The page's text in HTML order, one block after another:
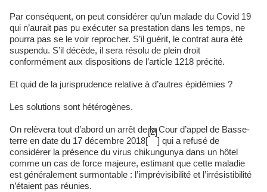
Par conséquent, on peut considérer qu’un malade du Covid 19
qui n’aurait pas pu exécuter sa prestation dans les temps, ne
pourra pas se le voir reprocher. S’il guérit, le contrat aura été
suspendu. S’il décède, il sera résolu de plein droit
conformément aux dispositions de l’article 1218 précité.
Et quid de la jurisprudence relative à d’autres épidémies ?
Les solutions sont hétérogènes.
On relèvera tout d’abord un arrêt de la Cour d’appel de Basse-
terre en date du 17 décembre 2018[
[2]
] qui a refusé de
considérer la présence du virus chikungunya dans un hôtel
comme un cas de force majeure, estimant que cette maladie
est généralement surmontable : l’imprévisibilité et l’irrésistibilité
n’étaient pas réunies.